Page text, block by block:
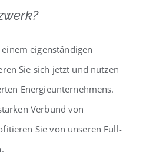
eigenständigen
Sie sich jetzt und nutzen
Energieunternehmens.
Verbund von
Sie von unseren Full-